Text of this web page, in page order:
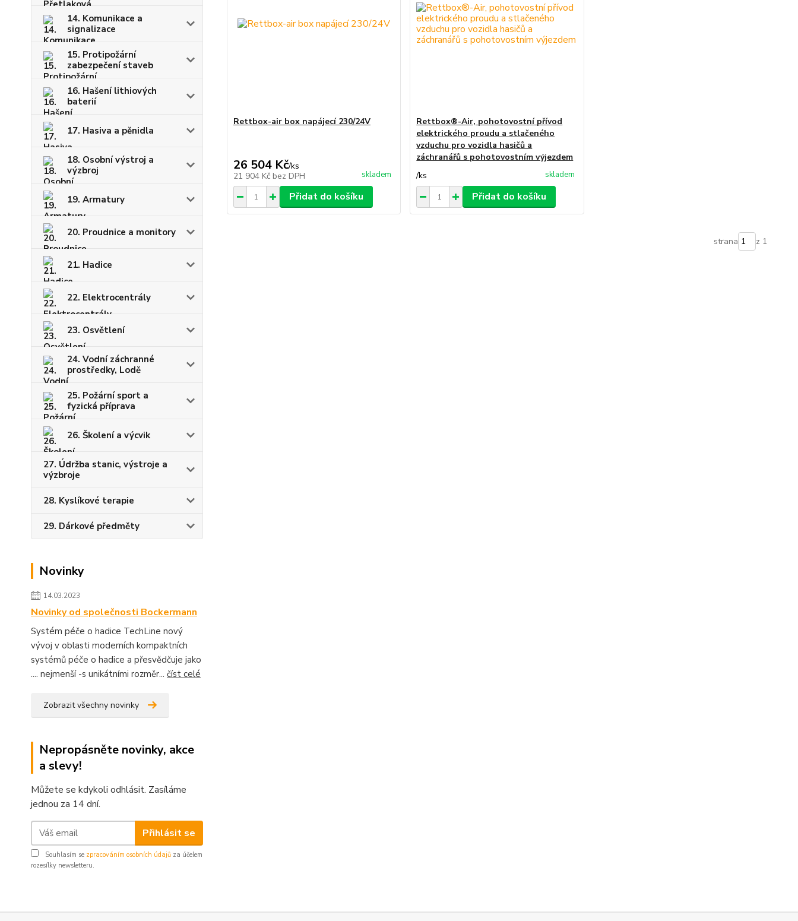
14. Komunikace a
signalizace
15. Protipožární
zabezpečení staveb
16. Hašení lithiových
baterií
17. Hasiva a pěnidla
18. Osobní výstroj a
výzbroj
19. Armatury
20. Proudnice a monitory
21. Hadice
22. Elektrocentrály
23. Osvětlení
24. Vodní záchranné
prostředky, Lodě
25. Požární sport a
fyzická příprava
26. Školení a výcvik
27. Údržba stanic, výstroje a
výzbroje
28. Kyslíkové terapie
29. Dárkové předměty
Novinky
14.03.2023
Novinky od společnosti Bockermann
Systém péče o hadice TechLine nový
vývoj v oblasti moderních kompaktních
systémů péče o hadice a přesvědčuje jako
.... nejmenší -s unikátními rozměr... číst celé
Zobrazit všechny novinky
Nepropásněte novinky, akce
a slevy!
Můžete se kdykoli odhlásit. Zasíláme
jednou za 14 dní.
Přihlásit se
Souhlasím se zpracováním osobních údajů za účelem
rozesílky newsletteru.
Rettbox-air box napájecí 230/24V
26 504 Kč/ks
21 904 Kč bez DPH skladem
Přidat do košíku
Rettbox®-Air, pohotovostní přívod
elektrického proudu a stlačeného
vzduchu pro vozidla hasičů a
záchranářů s pohotovostním výjezdem
/ks skladem
Přidat do košíku
strana z 1